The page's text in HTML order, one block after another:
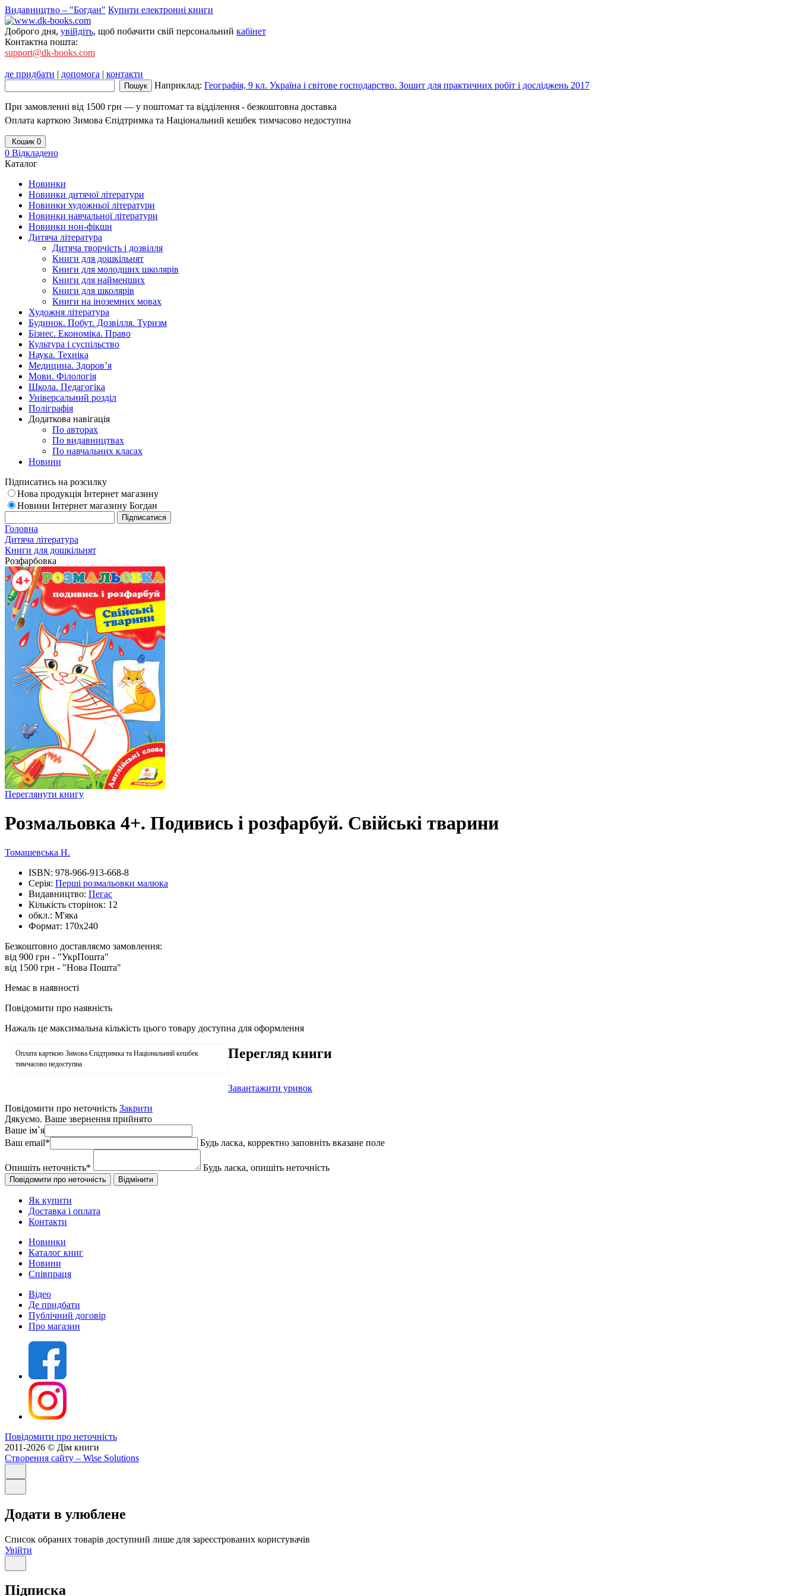
Видавництво – "Богдан" Купити електронні книги
Доброго дня, увійдіть, щоб побачити свій персональний кабінет
Контактна пошта:
support@dk-books.com
де придбати | допомога | контакти
Наприклад: Географія, 9 кл. Україна і світове господарство. Зошит для практичних робіт і досліджень 2017
При замовленні від 1500 грн — у поштомат та відділення - безкоштовна доставка
Оплата карткою Зимова Єпідтримка та Національний кешбек тимчасово недоступна
Кошик 0
0 Відкладено
Каталог
Новинки
Новинки дитячої літератури
Новинки художньої літератури
Новинки навчальної літератури
Новинки нон-фікшн
Дитяча література
Дитяча творчість і дозвілля
Книги для дошкільнят
Книги для молодших школярів
Книги для найменших
Книги для школярів
Книги на іноземних мовах
Художня література
Будинок. Побут. Дозвілля. Туризм
Бізнес. Економіка. Право
Культура і суспільство
Наука. Техніка
Медицина. Здоров’я
Мови. Філологія
Школа. Педагогіка
Універсальний розділ
Поліграфія
Додаткова навігація
По авторах
По видавництвах
По навчальних класах
Новини
Підписатись на розсилку
Нова продукція Інтернет магазину
Новини Інтернет магазину Богдан
Головна
Дитяча література
Книги для дошкільнят
Розфарбовка
Переглянути книгу
Розмальовка 4+. Подивись і розфарбуй. Свійські тварини
Томашевська Н.
ISBN: 978-966-913-668-8
Серія: Перші розмальовки малюка
Видавництво: Пегас
Кількість сторінок: 12
обкл.: М'яка
Формат: 170х240
Безкоштовно доставляємо замовлення:
від 900 грн - "УкрПошта"
від 1500 грн - "Нова Пошта"
Немає в наявності
Повідомити про наявність
Нажаль це максимальна кількість цього товару доступна для оформлення
Оплата карткою Зимова Єпідтримка та Національний кешбек
тимчасово недоступна
Перегляд книги
Завантажити уривок
Повідомити про неточність Закрити
Дякуємо. Ваше звернення прийнято
Ваше ім`я
Ваш email* Будь ласка, корректно заповніть вказане поле
Опишіть неточність* Будь ласка, опишіть неточність
Як купити
Доставка і оплата
Контакти
Новинки
Каталог книг
Новини
Співпраця
Відео
Де придбати
Публічний договір
Про магазин
Повідомити про неточність
2011-2026 © Дім книги
Створення сайту – Wise Solutions
Додати в улюблене
Список обраних товарів доступний лише для зареєстрованих користувачів
Увійти
Підписка